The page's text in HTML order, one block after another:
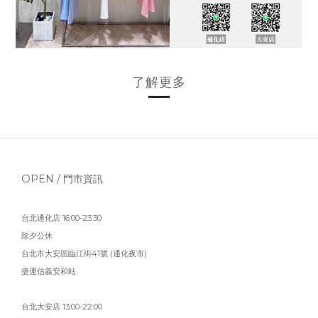
了解更多
OPEN / 門市資訊
台北通化店 16:00-23:30
除夕公休
台北市大安區臨江街41號 (通化夜市)
捷運信義安和站
台北大安店 13:00-22:00